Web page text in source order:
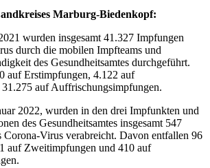
Marburg-Biedenkopf:
wurden insgesamt 41.327 Impfungen
durch die mobilen Impfteams und
des Gesundheitsamtes durchgeführt.
auf Erstimpfungen, 4.122 auf
auf Auffrischungsimpfungen.
2022, wurden in den drei Impfunkten und
des Gesundheitsamtes insgesamt 547
Corona-Virus verabreicht. Davon entfallen 96
auf Zweitimpfungen und 410 auf